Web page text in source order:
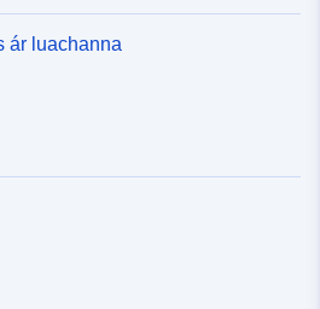
ár luachanna